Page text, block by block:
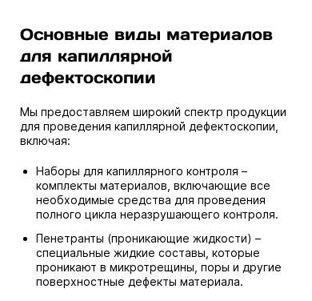
Основные виды материалов
для капиллярной
дефектоскопии
Мы предоставляем широкий спектр продукции
для проведения капиллярной дефектоскопии,
включая:
Наборы для капиллярного контроля –
комплекты материалов, включающие все
необходимые средства для проведения
полного цикла неразрушающего контроля.
Пенетранты (проникающие жидкости) –
специальные жидкие составы, которые
проникают в микротрещины, поры и другие
поверхностные дефекты материала.